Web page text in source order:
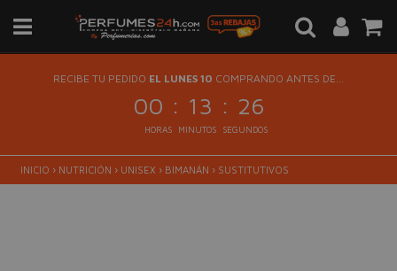
RECIBE TU PEDIDO EL LUNES 10 COMPRANDO ANTES DE...
00 : 13 : 26
HORAS MINUTOS SEGUNDOS
INICIO › NUTRICIÓN › UNISEX › BIMANÁN › SUSTITUTIVOS